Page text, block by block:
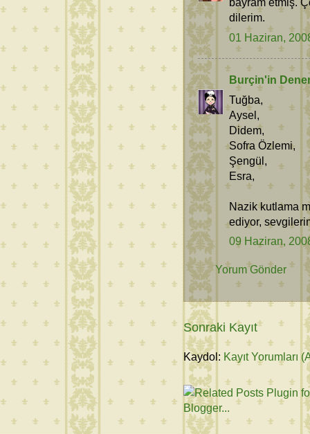
dilerim.
01 Haziran,
Burçin'in
Tuğba,
Aysel,
Didem,
Sofra Özlemi,
Şengül,
Esra,
Nazik kutlama
ediyor,
09 Haziran,
Yorum Gönder
Sonraki Kayıt
Kaydol: Kayıt Yorumları